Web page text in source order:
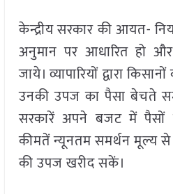
केन्द्रीय सरकार की आयत-
अनुमान पर आधारित हो
जाये। व्यापारियों द्वारा
उनकी उपज का पैसा बेचते
सरकारें अपने बजट में पैसों
कीमतें न्यूनतम समर्थन मूल्य
की उपज खरीद सकें।